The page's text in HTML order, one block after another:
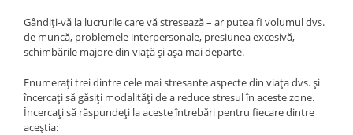
Gândiți-vă la lucrurile care vă stresează – ar putea fi volumul dvs.
de muncă, problemele interpersonale, presiunea excesivă,
schimbările majore din viață și așa mai departe.
Enumerați trei dintre cele mai stresante aspecte din viața dvs. și
încercați să găsiți modalități de a reduce stresul în aceste zone.
Încercați să răspundeți la aceste întrebări pentru fiecare dintre
aceștia: